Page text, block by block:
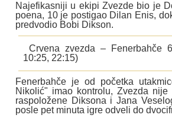
Najefikasniji u ekipi Zvezde bio je
poena, 10 je postigao Dilan Enis,
predvodio Bobi Dikson.
Crvena zvezda – Fenerbahče
10:25, 22:15)
Fenerbahče je od početka
Nikolić" imao kontrolu, Zvezda nije
raspoložene Diksona i Jana
posle pet minuta igre odveli do